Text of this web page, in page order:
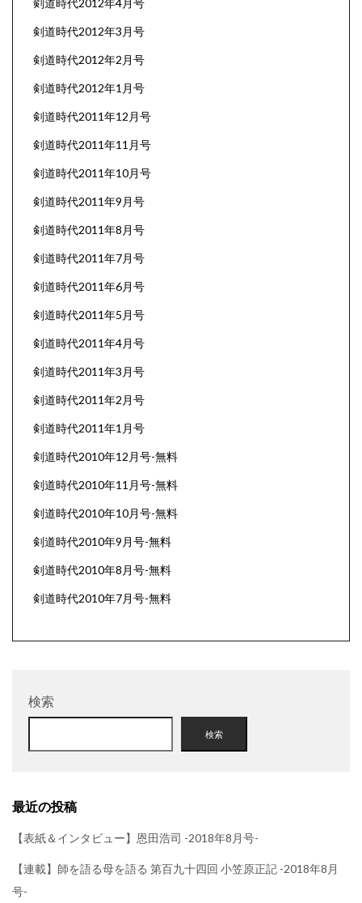
剣道時代2012年3月号
剣道時代2012年2月号
剣道時代2012年1月号
剣道時代2011年12月号
剣道時代2011年11月号
剣道時代2011年10月号
剣道時代2011年9月号
剣道時代2011年8月号
剣道時代2011年7月号
剣道時代2011年6月号
剣道時代2011年5月号
剣道時代2011年4月号
剣道時代2011年3月号
剣道時代2011年2月号
剣道時代2011年1月号
剣道時代2010年12月号-無料
剣道時代2010年11月号-無料
剣道時代2010年10月号-無料
剣道時代2010年9月号-無料
剣道時代2010年8月号-無料
剣道時代2010年7月号-無料
検索
検索
最近の投稿
【表紙＆インタビュー】恩田浩司 -2018年8月号-
【連載】師を語る母を語る 第百九十四回 小笠原正記 -2018年8月
号-